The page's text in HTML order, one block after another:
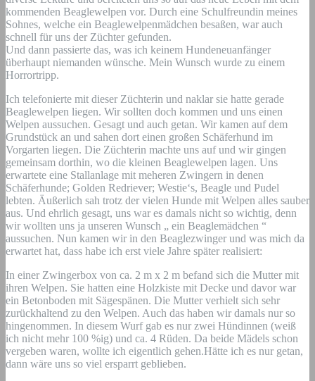
kommenden Beaglewelpen vor. Durch eine Schulfreundin meines
Sohnes, welche ein Beaglewelpenmädchen besaßen, war auch
schnell für uns der Züchter gefunden.
Und dann passierte das, was ich keinem Hundeneuanfänger
überhaupt niemanden wünsche. Mein Wunsch wurde zu einem
Horrortripp.
Ich telefonierte mit dieser Züchterin und naklar sie hatte gerade
Beaglewelpen liegen. Wir sollten doch kommen und uns einen
Welpen aussuchen. Gesagt und auch getan. Wir kamen auf dem
Grundstück an und sahen dort einen großen Schäferhund im
Vorgarten liegen. Die Züchterin machte uns auf und wir gingen
gemeinsam dorthin, wo die kleinen Beaglewelpen lagen. Uns
erwartete eine Stallanlage mit meheren Zwingern in denen
Schäferhunde; Golden Redriever; Westie‘s, Beagle und Pudel
lebten. Äußerlich sah trotz der vielen Hunde mit Welpen alles sauber
aus. Und ehrlich gesagt, uns war es damals nicht so wichtig, denn
wir wollten uns ja unseren Wunsch „ ein Beaglemädchen “
aussuchen. Nun kamen wir in den Beaglezwinger und was mich da
erwartet hat, dass habe ich erst viele Jahre später realisiert:
In einer Zwingerbox von ca. 2 m x 2 m befand sich die Mutter mit
ihren Welpen. Sie hatten eine Holzkiste mit Decke und davor war
ein Betonboden mit Sägespänen. Die Mutter verhielt sich sehr
zurückhaltend zu den Welpen. Auch das haben wir damals nur so
hingenommen. In diesem Wurf gab es nur zwei Hündinnen (weiß
ich nicht mehr 100 %ig) und ca. 4 Rüden. Da beide Mädels schon
vergeben waren, wollte ich eigentlich gehen.Hätte ich es nur getan,
dann wäre uns so viel ersparrt geblieben.